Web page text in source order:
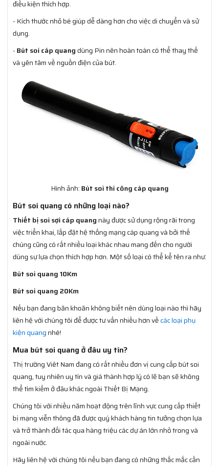
điều kiện thích hợp.
- Kích thước nhỏ bé giúp dễ dàng hơn cho việc di chuyển và sử
dụng.
- Bút soi cáp quangdùng Pin nên hoàn toàn có thể thay thế
và yên tâm về nguồn điện của bút.
Hình ảnh: Bút soi thi công cáp quang
Bút soi quang có những loại nào?
Thiết bị soi sợi cáp quangnày được sử dụng rộng rãi trong
việc triển khai, lắp đặt hệ thống mạng cáp quang và bởi thế
chúng cũng có rất nhiều loại khác nhau mang đến cho người
dùng sự lựa chọn thích hợp hơn. Một số loại có thể kể tên ra như:
Bút soi quang 10Km
Bút soi quang 20Km
Nếu bạn đang băn khoăn không biết nên dùng loại nào thì hãy
liên hệ với chúng tôi để được tư vấn nhiều hơn vềcác loại phụ
kiện quangnhé!
Mua bút soi quang ở đâu uy tín?
Thị trường Viêt Nam đang có rất nhiều đơn vị cung cấp bút soi
quang, tuy nhiên uy tín và giá thành hợp lý có lẽ bạn sẽ không
thể tìm kiếm ở đâu khác ngoài Thiết Bị Mạng.
Chúng tôi với nhiều năm hoạt động trên lĩnh vực cung cấp thiết
bị mạng viễn thông đã được quý khách hàng tin tưởng chọn lựa
và trở thành đối tác qua hàng triệu các dự án lớn nhỏ trong và
ngoài nước.
Hãy liên hệ với chúng tôi nếu bạn đang có những thắc mắc cần